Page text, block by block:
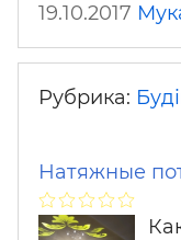
19.10.2017
Рубрика:
Натяжные